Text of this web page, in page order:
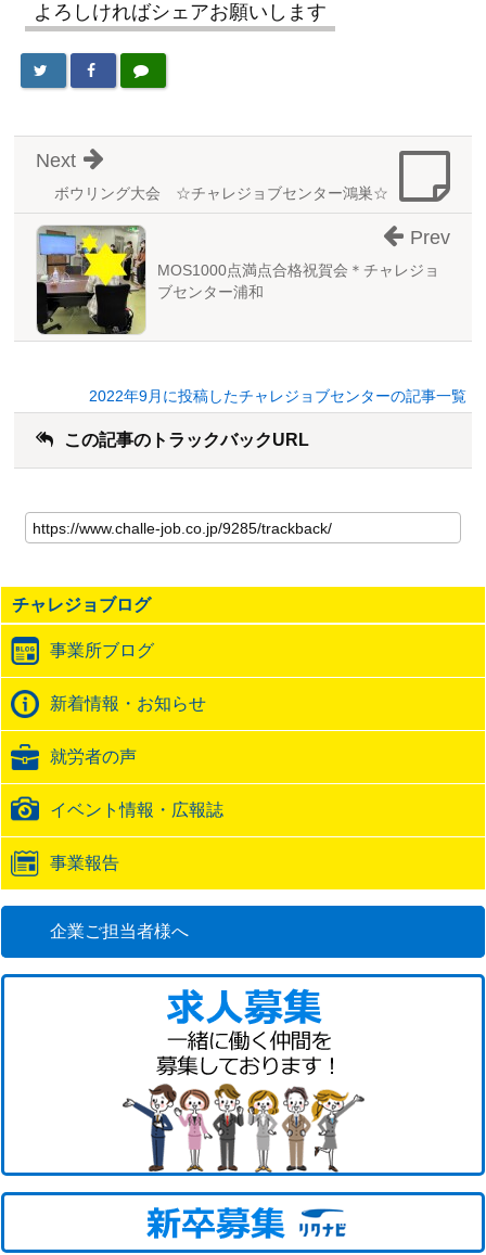
よろしければシェアお願いします
ボウリング大会 ☆チャレジョブセンター鴻巣☆
Next
MOS1000点満点合格祝賀会＊チャレジョ
ブセンター浦和
Prev
2022年9月に投稿したチャレジョブセンターの記事一覧
この記事のトラックバックURL
の
記
の
ト
ッ
ク
バ
ッ
URL
チャレジョブログ
事業所ブログ
新着情報・お知らせ
就労者の声
イベント情報・広報誌
事業報告
企業ご担当者様へ